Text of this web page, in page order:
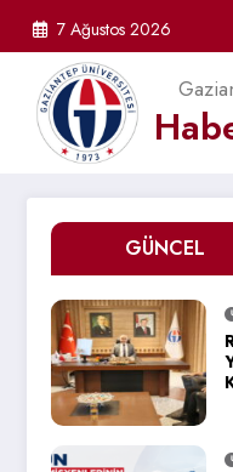
7 Ağustos 2026
GÜNCEL